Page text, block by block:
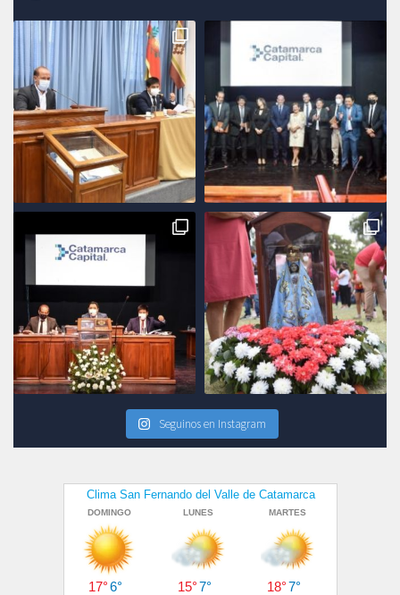
Seguinos en Instagram